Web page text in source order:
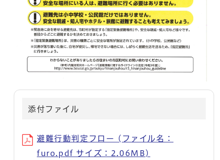
添付ファイル
避難行動判定フロー (ファイル名：
furo.pdf サイズ：2.06MB)